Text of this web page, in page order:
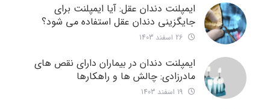
ایمپلنت دندان عقل: آیا ایمپلنت برای
جایگزینی دندان عقل استفاده می شود؟
ایمپلنت دندان در بیماران دارای نقص های
مادرزادی: چالش ها و راهکارها